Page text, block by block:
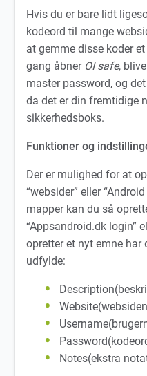
Hvis du er bare lidt
kodeord til mange
at gemme disse koder
gang åbner OI safe,
master password, og
da det er din fremtidige
sikkerhedsboks.
Funktioner og
Der er mulighed for at
“websider” eller
mapper kan du så
“Appsandroid.dk login”
opretter et nyt emne
udfylde:
Notes(ekstra